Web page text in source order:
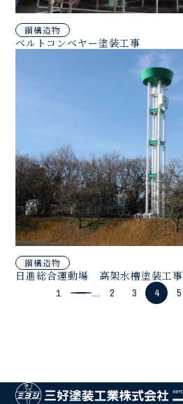
鋼構造物
ベルトコンベヤー塗装工事
鋼構造物
日進総合運動場 高架水槽塗装工事
１ ... 2 3 4 5